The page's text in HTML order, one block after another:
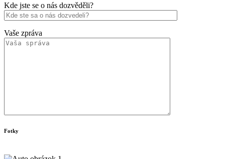
Kde jste se o nás dozvěděli?
Vaše zpráva
Fotky